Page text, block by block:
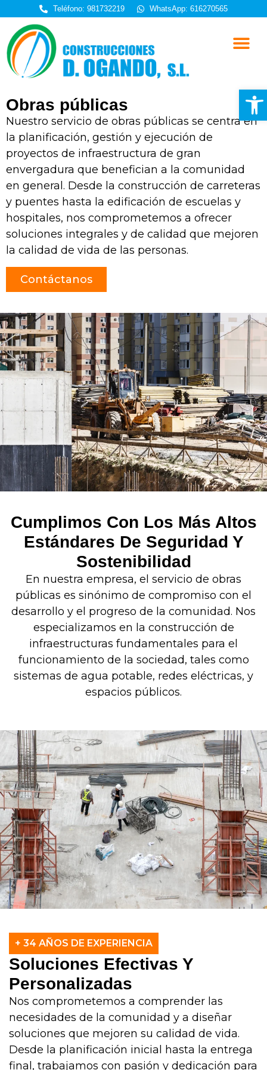
Teléfono: 981732219 WhatsApp: 616270565
Obras públicas
Nuestro servicio de obras públicas se centra en
la planificación, gestión y ejecución de
proyectos de infraestructura de gran
envergadura que benefician a la comunidad
en general. Desde la construcción de carreteras
y puentes hasta la edificación de escuelas y
hospitales, nos comprometemos a ofrecer
soluciones integrales y de calidad que mejoren
la calidad de vida de las personas.
Contáctanos
Cumplimos Con Los Más Altos
Estándares De Seguridad Y
Sostenibilidad
En nuestra empresa, el servicio de obras
públicas es sinónimo de compromiso con el
desarrollo y el progreso de la comunidad. Nos
especializamos en la construcción de
infraestructuras fundamentales para el
funcionamiento de la sociedad, tales como
sistemas de agua potable, redes eléctricas, y
espacios públicos.
+ 34 AÑOS DE EXPERIENCIA
Soluciones Efectivas Y
Personalizadas
Nos comprometemos a comprender las
necesidades de la comunidad y a diseñar
soluciones que mejoren su calidad de vida.
Desde la planificación inicial hasta la entrega
final, trabajamos con pasión y dedicación para